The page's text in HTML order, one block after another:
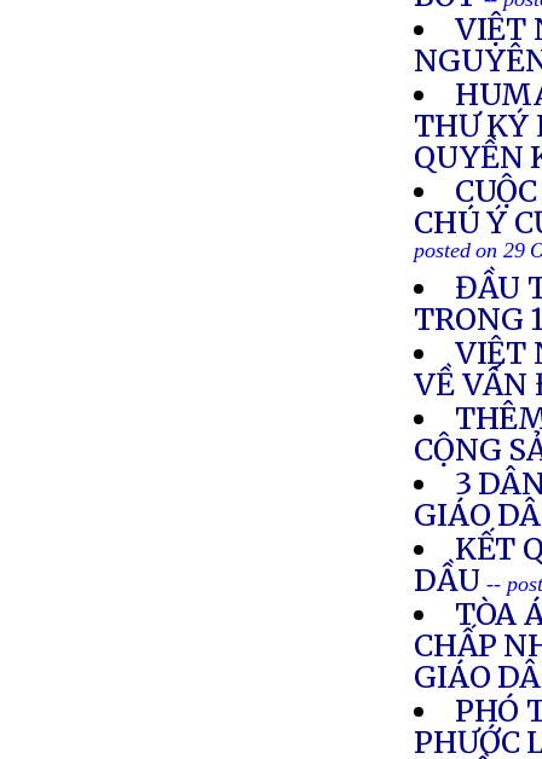
VIỆT
THƯ KÝ
QUYỀN
CHÚ Ý
posted on 29
ĐẦU
TRONG
VIỆT
VỀ VẤN
CỘNG
3
GIÁO
KẾT
DẦU--
TÒA
CHẤP
GIÁO
PHÓ
PHƯỚC